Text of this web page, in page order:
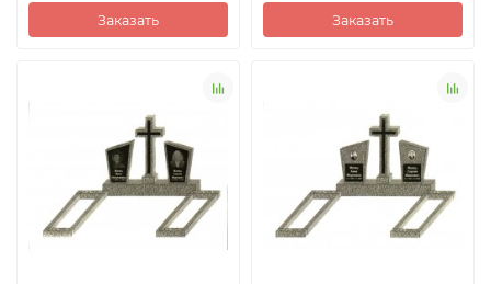
Заказать Заказать